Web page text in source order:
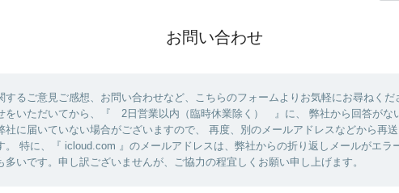
お問い合わせ
するご意見ご感想、お問い合わせなど、こちらのフォームよりお気軽にお尋ねくだ
をいただいてから、『 2日営業以内（臨時休業除く） 』に、 弊社から回答がな
社に届いていない場合がございますので、 再度、別のメールアドレスなどから再
。 特に、『 icloud.com 』のメールアドレスは、弊社からの折り返しメールがエラ
多いです。申し訳ございませんが、ご協力の程宜しくお願い申し上げます。